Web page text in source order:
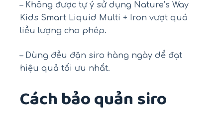
– Không được tự ý sử dụng Nature’s Way
Kids Smart Liquid Multi + Iron vượt quá
liều lượng cho phép.
– Dùng đều đặn siro hàng ngày dể đạt
hiệu quả tối ưu nhất.
Cách bảo quản siro